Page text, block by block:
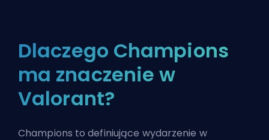
Dlaczego Champions
ma znaczenie w
Valorant?
Champions to definiujące wydarzenie w